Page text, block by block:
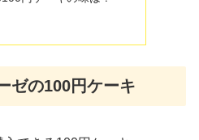
ゼの100円ケーキ